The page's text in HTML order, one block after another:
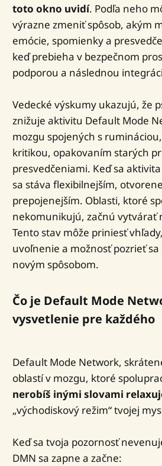
toto okno uvidí. Podľa neho
výrazne zmeniť spôsob, akým
emócie, spomienky a
keď prebieha v bezpečnom
podporou a následnou
Vedecké výskumy ukazujú, že
znižuje aktivitu Default Mode
mozgu spojených s
kritikou, opakovaním starých
presvedčeniami. Keď sa
sa stáva flexibilnejším,
prepojenejším. Oblasti, ktoré
nekomunikujú, začnú vytvárať
Tento stav môže priniesť
uvoľnenie a možnosť pozrieť
novým spôsobom.
Čo je Default Mode
vysvetlenie pre každého
Default Mode Network,
oblastí v mozgu, ktoré
nerobíš inými slovami
„východiskový režim“ tvojej
Keď sa tvoja pozornosť
DMN sa zapne a začne: